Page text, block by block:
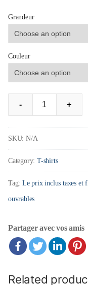
Grandeur
Couleur
Shirt
est
fermée
est
pas
tannée!
- +
SKU: N/A
Category: T-shirts
Tag: Le prix inclus taxes et
ouvrables
Partager avec vos amis
Related